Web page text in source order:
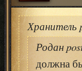
Хранитель
Родан
должна